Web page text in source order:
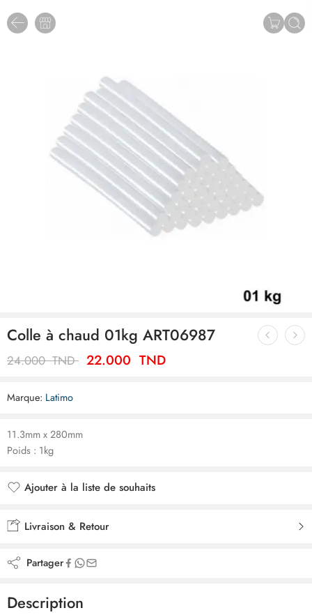
Colle à chaud 01kg ART06987
24.000TND 22.000 TND
Marque: Latimo
11.3mm x 280mm
Poids : 1kg
Ajouter à la liste de souhaits
Livraison & Retour
Partager
Description